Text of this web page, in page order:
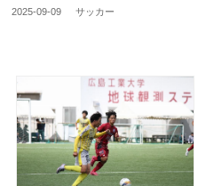
2025-09-09
サッカー